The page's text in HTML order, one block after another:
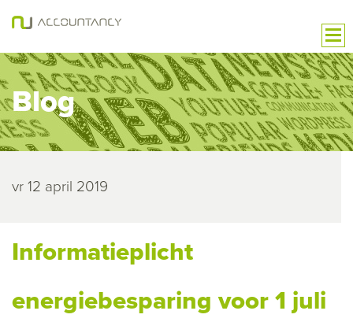
Blog
vr 12 april 2019
Informatieplicht
energiebesparing voor 1 juli